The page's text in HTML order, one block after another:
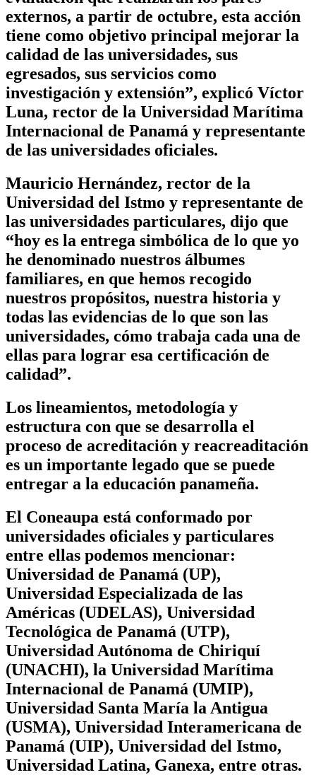
externos, a partir de octubre, esta acción
tiene como objetivo principal mejorar la
calidad de las universidades, sus
egresados, sus servicios como
investigación y extensión”, explicó Víctor
Luna, rector de la Universidad Marítima
Internacional de Panamá y representante
de las universidades oficiales.
Mauricio Hernández, rector de la
Universidad del Istmo y representante de
las universidades particulares, dijo que
“hoy es la entrega simbólica de lo que yo
he denominado nuestros álbumes
familiares, en que hemos recogido
nuestros propósitos, nuestra historia y
todas las evidencias de lo que son las
universidades, cómo trabaja cada una de
ellas para lograr esa certificación de
calidad”.
Los lineamientos, metodología y
estructura con que se desarrolla el
proceso de acreditación y reacreaditación
es un importante legado que se puede
entregar a la educación panameña.
El Coneaupa está conformado por
universidades oficiales y particulares
entre ellas podemos mencionar:
Universidad de Panamá (UP),
Universidad Especializada de las
Américas (UDELAS), Universidad
Tecnológica de Panamá (UTP),
Universidad Autónoma de Chiriquí
(UNACHI), la Universidad Marítima
Internacional de Panamá (UMIP),
Universidad Santa María la Antigua
(USMA), Universidad Interamericana de
Panamá (UIP), Universidad del Istmo,
Universidad Latina, Ganexa, entre otras.